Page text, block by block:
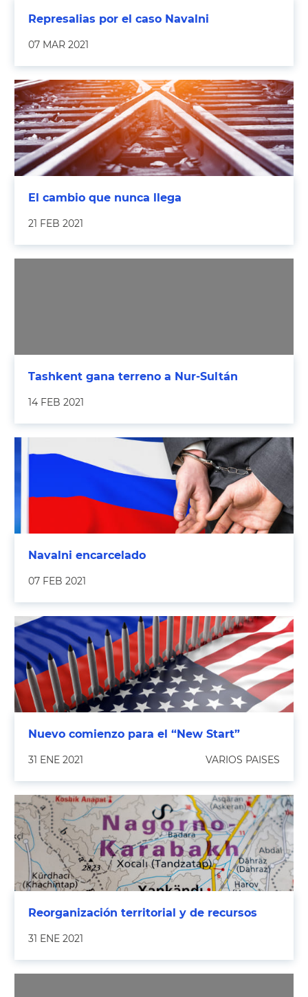
Represalias por el caso Navalni
07 MAR 2021
El cambio que nunca llega
21 FEB 2021
Tashkent gana terreno a Nur-Sultán
14 FEB 2021
Navalni encarcelado
07 FEB 2021
Nuevo comienzo para el “New Start”
31 ENE 2021 VARIOS PAISES
Reorganización territorial y de recursos
31 ENE 2021